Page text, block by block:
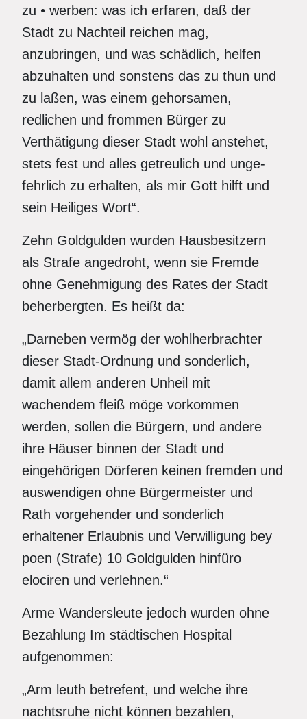
zu • werben: was ich erfaren, daß der
Stadt zu Nachteil reichen mag,
anzubringen, und was schädlich, helfen
abzuhalten und sonstens das zu thun und
zu laßen, was einem gehorsamen,
redlichen und frommen Bürger zu
Verthätigung dieser Stadt wohl anstehet,
stets fest und alles getreulich und unge-
fehrlich zu erhalten, als mir Gott hilft und
sein Heiliges Wort“.
Zehn Goldgulden wurden Hausbesitzern
als Strafe angedroht, wenn sie Fremde
ohne Genehmigung des Rates der Stadt
beherbergten. Es heißt da:
„Darneben vermög der wohlherbrachter
dieser Stadt-Ordnung und sonderlich,
damit allem anderen Unheil mit
wachendem fleiß möge vorkommen
werden, sollen die Bürgern, und andere
ihre Häuser binnen der Stadt und
eingehörigen Dörferen keinen fremden und
auswendigen ohne Bürgermeister und
Rath vorgehender und sonderlich
erhaltener Erlaubnis und Verwilligung bey
poen (Strafe) 10 Goldgulden hinfüro
elociren und verlehnen.“
Arme Wandersleute jedoch wurden ohne
Bezahlung Im städtischen Hospital
aufgenommen:
„Arm leuth betrefent, und welche ihre
nachtsruhe nicht können bezahlen,